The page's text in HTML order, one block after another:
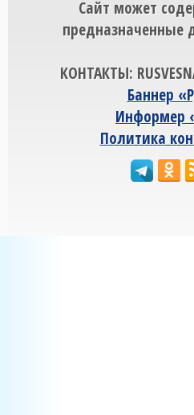
Сайт может
КОНТАКТЫ:
Баннер
Информер
Политика